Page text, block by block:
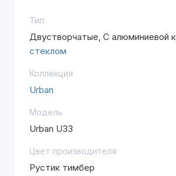
Тип
Двустворчатые, С алюминиевой
стеклом
Коллекция
Urban
Модель
Urban U33
Цвет производителя
Рустик тимбер